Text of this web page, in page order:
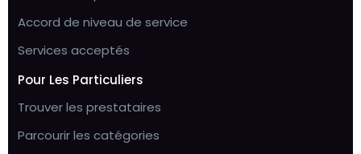
Accord de niveau de service
Services acceptés
Pour Les Particuliers
Trouver les prestataires
Parcourir les catégories